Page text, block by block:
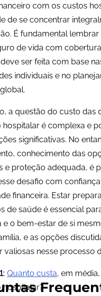
com os custos
de se concentrar
É fundamental lembrar
de vida com
ser feita com base
individuais e no
a questão do custo das
hospitalar é complexa e
significativas. No
conhecimento das
e proteção adequada, é
desafio com
financeira. Estar
de saúde é essencial
e o bem-estar de si
e as opções
valiosas nesse processo
Quanto custa, em
hospitalar?